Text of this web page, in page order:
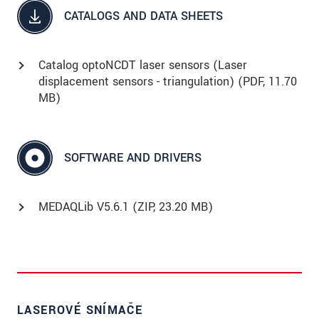
CATALOGS AND DATA SHEETS
Catalog optoNCDT laser sensors (Laser
displacement sensors - triangulation) (PDF, 11.70
MB)
SOFTWARE AND DRIVERS
MEDAQLib V5.6.1 (ZIP, 23.20 MB)
LASEROVÉ SNÍMAČE